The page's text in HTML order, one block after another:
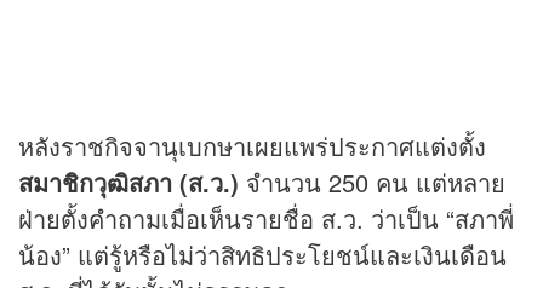
หลังราชกิจจานุเบกษาเผยแพร่ประกาศแต่งตั้ง
สมาชิกวุฒิสภา (ส.ว.) จำนวน 250 คน แต่หลาย
ฝ่ายตั้งคำถามเมื่อเห็นรายชื่อ ส.ว. ว่าเป็น “สภาพี่
น้อง” แต่รู้หรือไม่ว่าสิทธิประโยชน์และเงินเดือน